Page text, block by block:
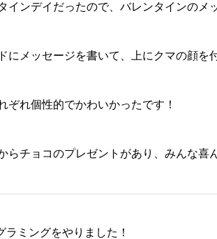
インデイだったので、バレンタインのメ
にメッセージを書いて、上にクマの顔を
ぞれ個性的でかわいかったです！
らチョコのプレゼントがあり、みんな喜
ラミングをやりました！